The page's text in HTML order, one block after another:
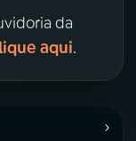
da
aqui.
›